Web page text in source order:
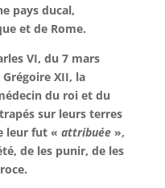
pays ducal,
et de Rome.
VI, du 7 mars
XII, la
du roi et du
sur leurs terres
leur fut « attribuée»,
de les punir, de les